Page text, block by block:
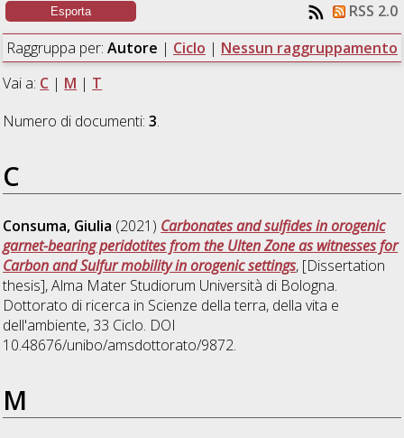
RSS 2.0
Raggruppa per: Autore | Ciclo | Nessun raggruppamento
Vai a: C | M | T
Numero di documenti:3.
C
Consuma, Giulia (2021) Carbonates and sulfides in orogenic
garnet-bearing peridotites from the Ulten Zone as witnesses for
Carbon and Sulfur mobility in orogenic settings, [Dissertation
thesis], Alma Mater Studiorum Università di Bologna.
Dottorato di ricerca in Scienze della terra, della vita e
dell'ambiente, 33 Ciclo. DOI
10.48676/unibo/amsdottorato/9872.
M